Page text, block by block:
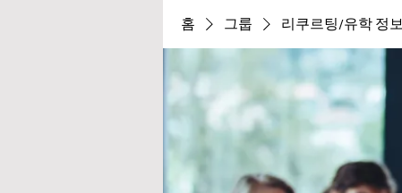
홈 그룹 리쿠르팅/유학 정보